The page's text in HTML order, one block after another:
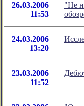
26.03.2006
11:53
"Не
24.03.2006
13:20
23.03.2006
11:52